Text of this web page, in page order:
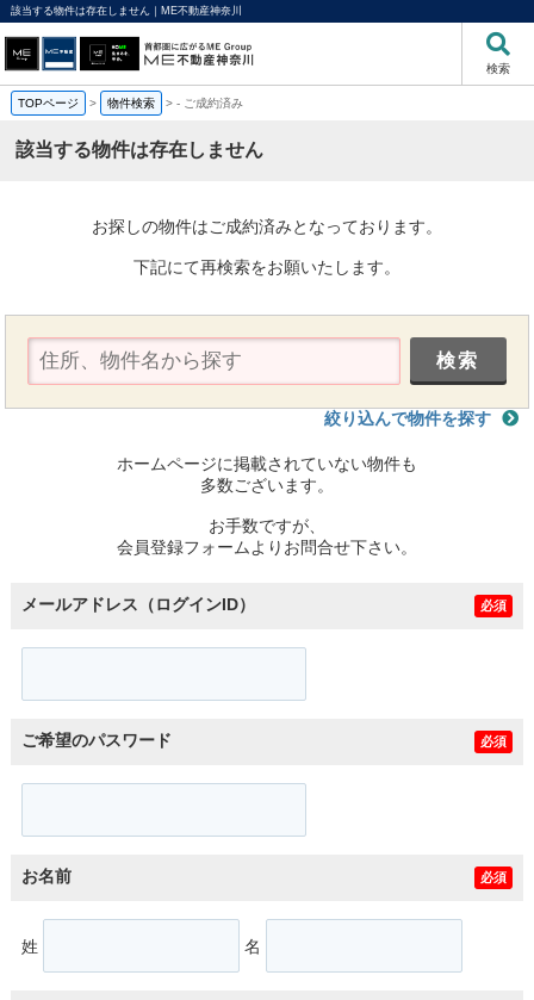
該当する物件は存在しません｜ME不動産神奈川
検索
TOPページ > 物件検索 >- ご成約済み
該当する物件は存在しません
お探しの物件はご成約済みとなっております。
下記にて再検索をお願いたします。
絞り込んで物件を探す
ホームページに掲載されていない物件も
多数ございます。
お手数ですが、
会員登録フォームよりお問合せ下さい。
メールアドレス（ログインID） 必須
ご希望のパスワード 必須
お名前 必須
姓 名